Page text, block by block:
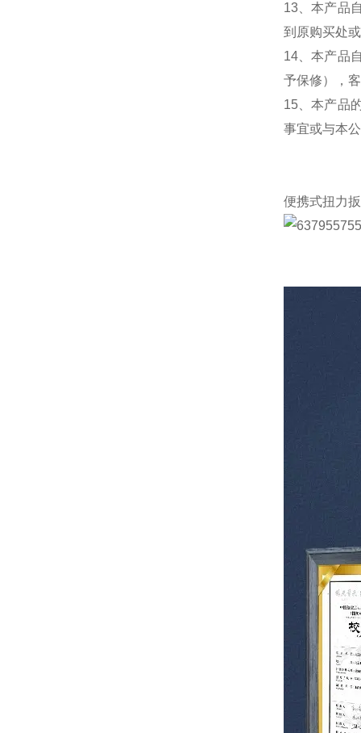
13、本产品
到原购买处
14、本产品
予保修），
15、本产品
事宜或与本公
便携式扭力